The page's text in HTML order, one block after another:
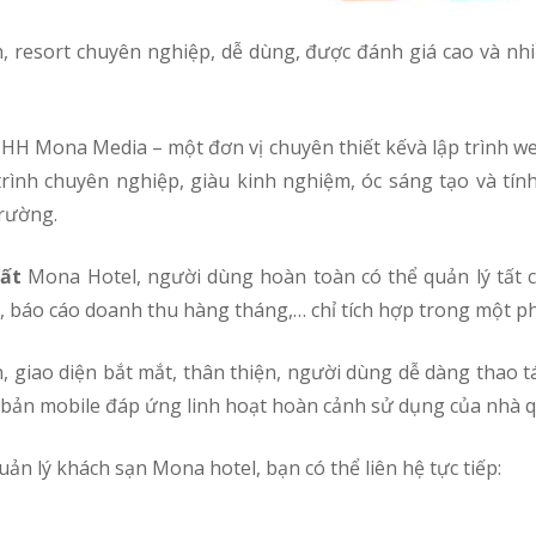
resort chuyên nghiệp, dễ dùng, được đánh giá cao và
Mona Media – một đơn vị chuyên thiết kếvà lập trình
chuyên nghiệp, giàu kinh nghiệm, óc sáng tạo và
Mona Hotel, người dùng hoàn toàn có thể quản lý tất
cáo doanh thu hàng tháng,… chỉ tích hợp trong một
giao diện bắt mắt, thân thiện, người dùng dễ dàng thao
mobile đáp ứng linh hoạt hoàn cảnh sử dụng của nhà
lý khách sạn Mona hotel, bạn có thể liên hệ tực tiếp: